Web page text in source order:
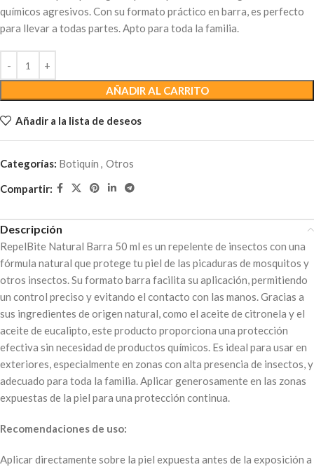
químicos agresivos. Con su formato práctico en barra, es perfecto
para llevar a todas partes. Apto para toda la familia.
AÑADIR AL CARRITO
Añadir a la lista de deseos
Categorías: Botiquín , Otros
Compartir:
Descripción
RepelBite Natural Barra 50 ml es un repelente de insectos con una
fórmula natural que protege tu piel de las picaduras de mosquitos y
otros insectos. Su formato barra facilita su aplicación, permitiendo
un control preciso y evitando el contacto con las manos. Gracias a
sus ingredientes de origen natural, como el aceite de citronela y el
aceite de eucalipto, este producto proporciona una protección
efectiva sin necesidad de productos químicos. Es ideal para usar en
exteriores, especialmente en zonas con alta presencia de insectos, y
adecuado para toda la familia. Aplicar generosamente en las zonas
expuestas de la piel para una protección continua.
Recomendaciones de uso:
Aplicar directamente sobre la piel expuesta antes de la exposición a